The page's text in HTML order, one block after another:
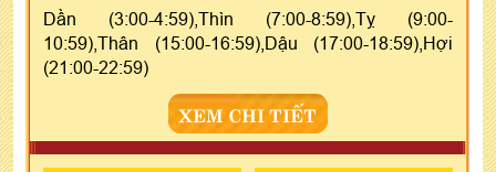
Dần (3:00-4:59),Thìn (7:00-8:59),Tỵ (9:00-
10:59),Thân (15:00-16:59),Dậu (17:00-18:59),Hợi
(21:00-22:59)
XEM CHI TIẾT